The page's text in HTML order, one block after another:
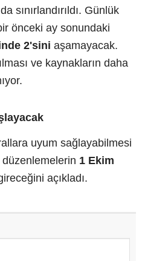
sınırlandırıldı. Günlük
önceki ay sonundaki
2'sini aşamayacak.
ve kaynakların daha
uyum sağlayabilmesi
1 Ekim
açıkladı.